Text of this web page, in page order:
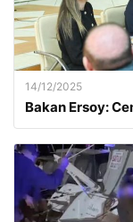
14/12/2025
Bakan Ersoy: